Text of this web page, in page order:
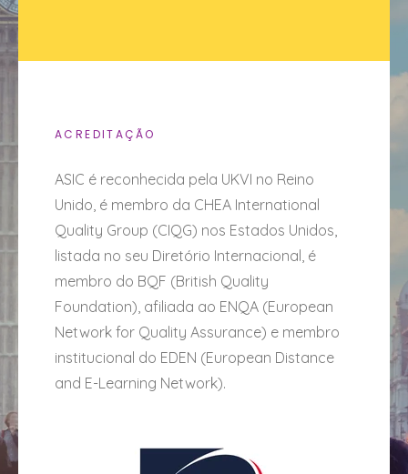
ACREDITAÇÃO
ASIC é reconhecida pela UKVI no Reino
Unido, é membro da CHEA International
Quality Group (CIQG) nos Estados Unidos,
listada no seu Diretório Internacional, é
membro do BQF (British Quality
Foundation), afiliada ao ENQA (European
Network for Quality Assurance) e membro
institucional do EDEN (European Distance
and E-Learning Network).